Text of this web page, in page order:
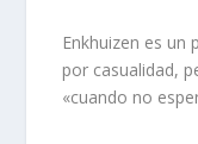
Enkhuizen es un
por casualidad,
«cuando no